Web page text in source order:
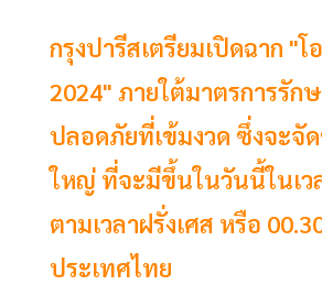
กรุงปารีสเตรียมเปิดฉาก "
2024" ภายใต้มาตรการรัก
ปลอดภัยที่เข้มงวด ซึ่งจะจั
ใหญ่ ที่จะมีขึ้นในวันนี้ในเว
ตามเวลาฝรั่งเศส หรือ
ประเทศไทย